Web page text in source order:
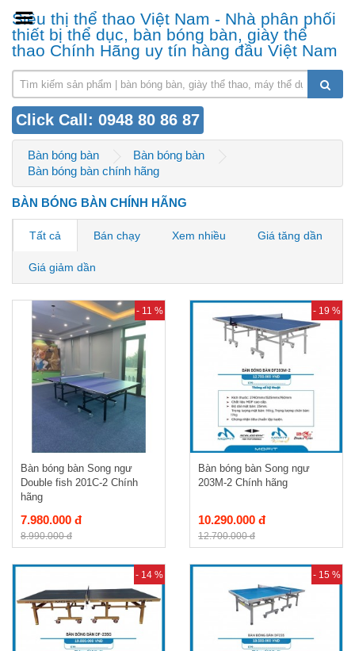
Siêu thị thể thao Việt Nam - Nhà phân phối
thiết bị thể dục, bàn bóng bàn, giày thể
thao Chính Hãng uy tín hàng đầu Việt Nam
Click Call: 0948 80 86 87
Bàn bóng bàn
Bàn bóng bàn
Bàn bóng bàn chính hãng
BÀN BÓNG BÀN CHÍNH HÃNG
Tất cả Bán chạy Xem nhiều Giá tăng dần
Giá giảm dần
- 11 %
Bàn bóng bàn Song ngư
Double fish 201C-2 Chính
hãng
7.980.000 đ
8.990.000 đ
- 19 %
Bàn bóng bàn Song ngư
203M-2 Chính hãng
10.290.000 đ
12.700.000 đ
- 14 % - 15 %